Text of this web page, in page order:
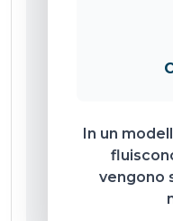
In un
vengono